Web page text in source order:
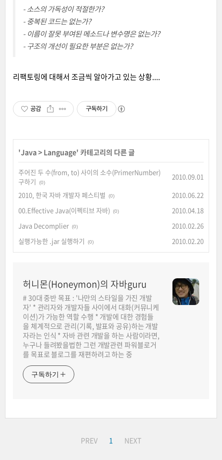
- 소스의 가독성이 적절한가?
- 중복된 코드는 없는가?
- 이름이 잘못 부여된 메소드나 변수명은 없는가?
- 구조의 개선이 필요한 부분은 없는가?
리팩토링에 대해서 조금씩 알아가고 있는 상황....
공감 구독하기
'Java> Language' 카테고리의 다른 글
주어진 두 수(from, to) 사이의 소수(PrimerNumber)
구하기
(0)
2010.09.01
2010, 한국 자바 개발자 페스티벌
(0)
2010.06.22
00.Effective Java(이펙티브 자바)
(0)
2010.04.18
Java Decomplier (0)
2010.02.26
실행가능한 .jar 실행하기
(0) 2010.02.20
허니몬(Honeymon)의 자바guru
# 30대 중반 목표 : '나만의 스타일을 가진 개발
자' * 관리자와 개발자들 사이에서 대화(커뮤니케
이션)가 가능한 역할 수행 * 개발에 대한 경험들
을 체계적으로 관리(기록, 발표와 공유)하는 개발
자라는 인식 * 자바 관련 개발을 하는 사람이라면,
누구나 들려봤을법한 그런 개발관련 파워블로거
를 목표로 블로그를 재편하려고 하는 중
구독하기
PREV 1 NEXT